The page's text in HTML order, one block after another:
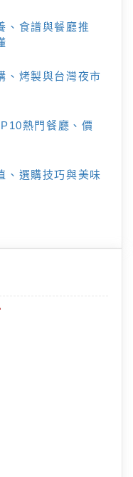
、食譜與餐廳推
、烤製與台灣夜市
熱門餐廳、價
、選購技巧與美味